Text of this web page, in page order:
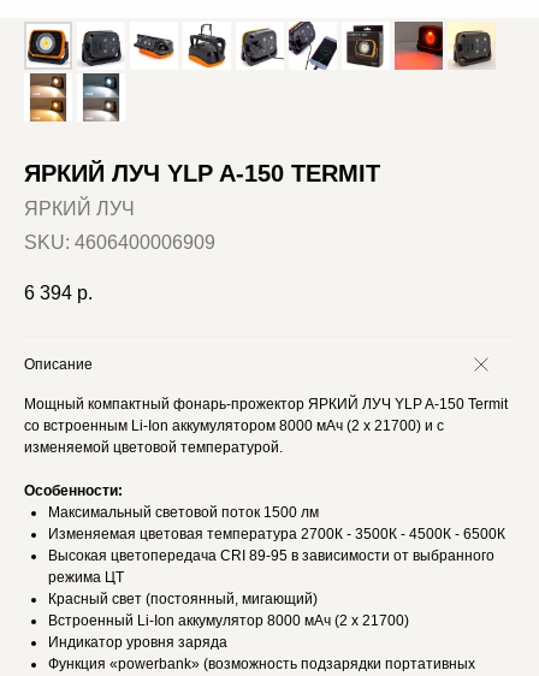
ЯРКИЙ ЛУЧ YLP A-150 TERMIT
ЯРКИЙ ЛУЧ
SKU: 4606400006909
6 394 р.
Описание
Мощный компактный фонарь-прожектор ЯРКИЙ ЛУЧ YLP A-150 Termit
со встроенным Li-Ion аккумулятором 8000 мАч (2 х 21700) и с
изменяемой цветовой температурой.
Особенности:
Максимальный световой поток 1500 лм
Изменяемая цветовая температура 2700К - 3500К - 4500К - 6500К
Высокая цветопередача CRI 89-95 в зависимости от выбранного
режима ЦТ
Красный свет (постоянный, мигающий)
Встроенный Li-Ion аккумулятор 8000 мАч (2 х 21700)
Индикатор уровня заряда
Функция «powerbank» (возможность подзарядки портативных